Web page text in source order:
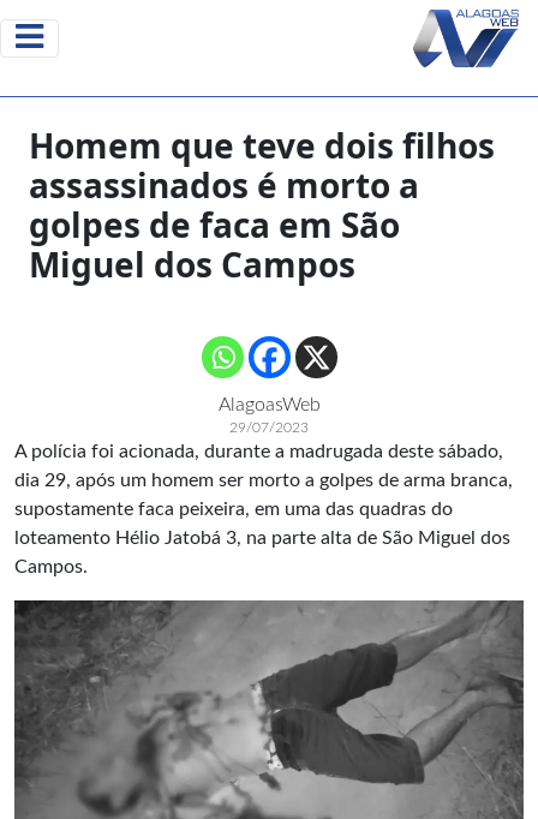
Homem que teve dois filhos
assassinados é morto a
golpes de faca em São
Miguel dos Campos
AlagoasWeb
29/07/2023
A polícia foi acionada, durante a madrugada deste sábado,
dia 29, após um homem ser morto a golpes de arma branca,
supostamente faca peixeira, em uma das quadras do
loteamento Hélio Jatobá 3, na parte alta de São Miguel dos
Campos.